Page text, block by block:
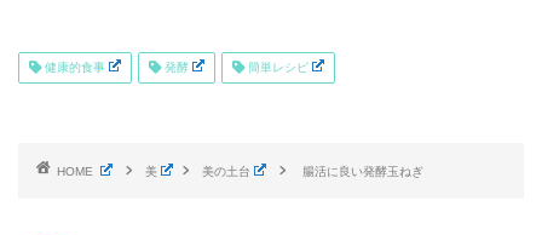
健康的食事 発酵 簡単レシピ
HOME 美 美の土台 腸活に良い発酵玉ねぎ